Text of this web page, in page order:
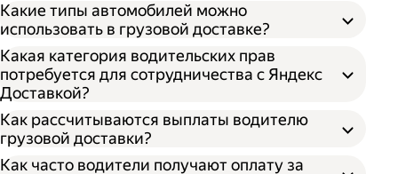
Какие типы автомобилей можно
использовать в грузовой доставке?
Какая категория водительских прав
потребуется для сотрудничества с Яндекс
Доставкой?
Как рассчитываются выплаты водителю
грузовой доставки?
Как часто водители получают оплату за